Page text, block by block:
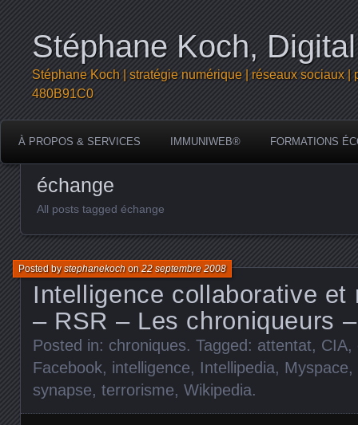
Stéphane Koch,
Stéphane Koch | stratégie numérique | réseaux sociaux
480B91C0
À PROPOS & SERVICES IMMUNIWEB® FORMATIONS
échange
All posts tagged échange
Intelligence collaborative et
– RSR – Les chroniqueurs
Posted bystephanekochon22 septembre 2008
Posted in: chroniques. Tagged: attentat, CIA,
Facebook, intelligence, Intellipedia, Myspace,
synapse, terrorisme, Wikipedia.